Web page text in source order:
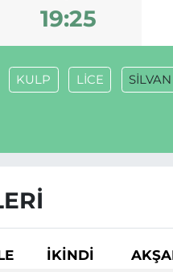
19:25
KULP LİCE SİLVAN
İKINDI